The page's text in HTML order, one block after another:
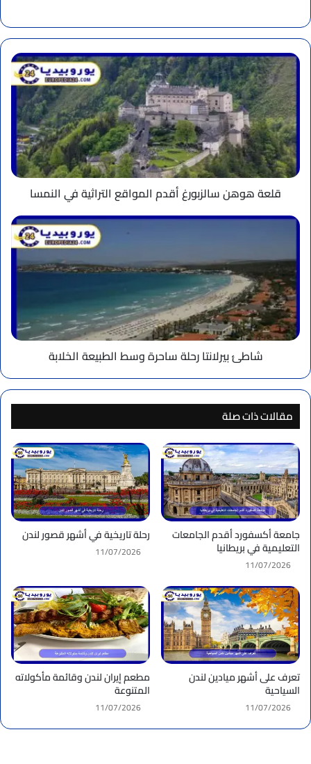
قلعة
هوهن
سالزبورغ
أقدم
المواقع
التراثية
في
النمسا
قلعة هوهن سالزبورغ أقدم المواقع التراثية في النمسا
شاطئ
ساحرة
وسط
الطبيعة
الخلابة
شاطئ بيرلانتا رحلة ساحرة وسط الطبيعة الخلابة
مقالات ذات صلة
جامعة أكسفورد أقدم الجامعات
التعليمية في بريطانيا
11/07/2026
رحلة تاريخية في أشهر قصور لندن
11/07/2026
تعرف على أشهر ميادين لندن
السياحية
11/07/2026
مطعم إيران لندن وقائمة مأكولاته
المتنوعة
11/07/2026